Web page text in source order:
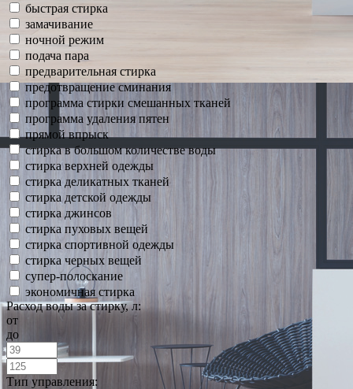
быстрая стирка
замачивание
ночной режим
подача пара
предварительная стирка
предотвращение сминания
программа стирки смешанных тканей
программа удаления пятен
прямой впрыск
стирка в большом количестве воды
стирка верхней одежды
стирка деликатных тканей
стирка детской одежды
стирка джинсов
стирка пуховых вещей
стирка спортивной одежды
стирка черных вещей
супер-полоскание
экономичная стирка
Расход воды за стирку, л:
от
до
Тип управления: